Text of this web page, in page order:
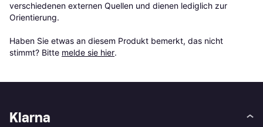
verschiedenen externen Quellen und dienen lediglich zur
Orientierung.
Haben Sie etwas an diesem Produkt bemerkt, das nicht
stimmt? Bitte melde sie hier.
Klarna